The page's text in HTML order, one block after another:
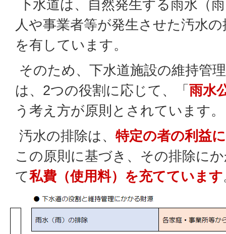
下水道は、自然発生する雨水（
人や事業者等が発生させた汚水
を有しています。
そのため、下水道施設の維持管
は、2つの役割に応じて、「 雨水
う考え方が原則とされています。
汚水の排除は、 特定の者の利益
この原則に基づき、その排除に
て私費（使用料）を充てています